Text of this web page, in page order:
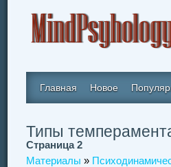
Главная Новое
Типы
Страница 2
Материалы »